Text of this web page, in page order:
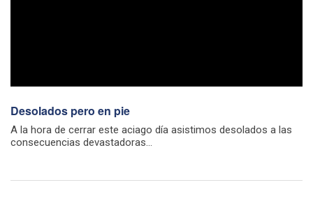
Desolados pero en pie
A la hora de cerrar este aciago día asistimos desolados a las
consecuencias devastadoras...